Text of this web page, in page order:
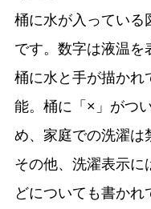
桶に水が入っている
です。数字は液温を
桶に水と手が描かれ
能。桶に「×」がつ
め、家庭での洗濯は
その他、洗濯表示に
どについても書かれ